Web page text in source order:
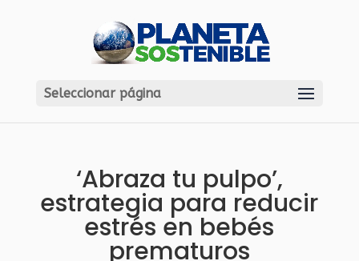
Seleccionar página
‘Abraza tu pulpo’,
estrategia para reducir
estrés en bebés
prematuros